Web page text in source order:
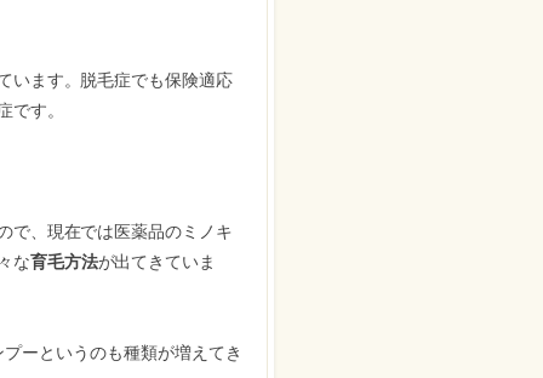
います。脱毛症でも保険適応
です。
で、現在では医薬品のミノキ
な育毛方法が出てきていま
ーというのも種類が増えてき